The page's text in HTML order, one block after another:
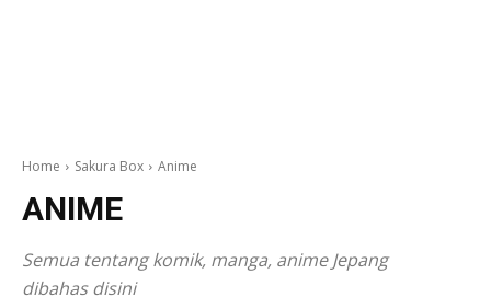
Home Sakura Box Anime
ANIME
Semua tentang komik, manga, anime Jepang
dibahas disini